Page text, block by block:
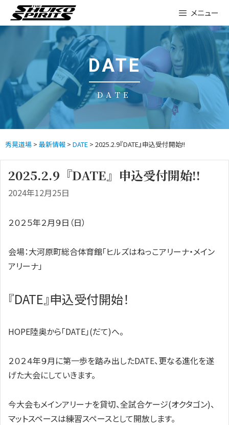
content
メニュー
DATE
DATE
秀晃道場 > 最新情報 > DATE > 2025.2.9『DATE』申込受付開始!!
2025.2.9『DATE』申込受付開始!!
2024年12月25日
２０２５年２月９日（日）
会場：大河原町総合体育館「ヒルズはねっこアリーナ・メイン
アリーナ」
『DATE』申込受付開始！
HOPE陸奥から「DATE」(だて)へ。
２０２４年９月に第一歩を踏み出したDATE、更なる進化を遂
げた大会にしていきます。
今大会もメインアリーナを貸切、全試合ケージ(オクタゴン)、
マットスペースは練習スペースとして開放します。